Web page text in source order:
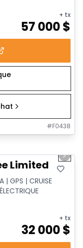
+ tx
57 000$
#F0438
Next
Limited
| GPS | CRUISE
+ tx
32 000$